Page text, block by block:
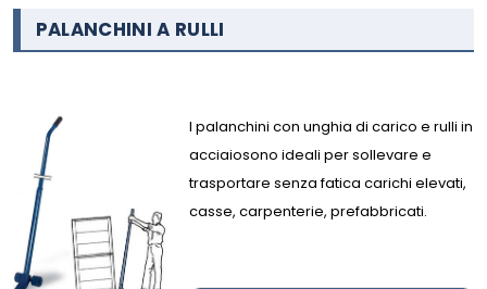
PALANCHINI A RULLI
I palanchini con unghia di carico e rulli in
acciaiosono ideali per sollevare e
trasportare senza fatica carichi elevati,
casse, carpenterie, prefabbricati.